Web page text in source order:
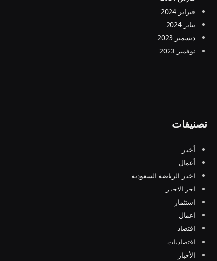
فبراير 2024
يناير 2024
ديسمبر 2023
نوفمبر 2023
تصنيفات
أخبار
أعمال
اخبار الرياضة السعودية
اخر الاخبار
استثمار
اعمال
اقتصاد
اقتصاديات
الأخبار